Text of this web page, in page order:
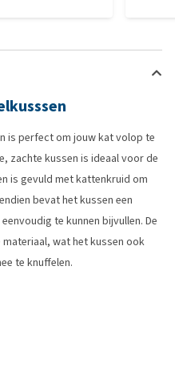
is perfect om jouw kat volop te
zachte kussen is ideaal voor de
is gevuld met kattenkruid om
bevat het kussen een
te kunnen bijvullen. De
wat het kussen ook
te knuffelen.